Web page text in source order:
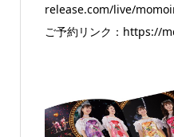
release.com/live/
ご予約リンク：https://